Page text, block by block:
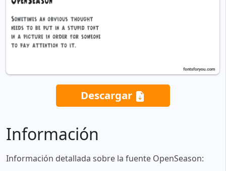
Descargar
Información
Información detallada sobre la fuente OpenSeason: